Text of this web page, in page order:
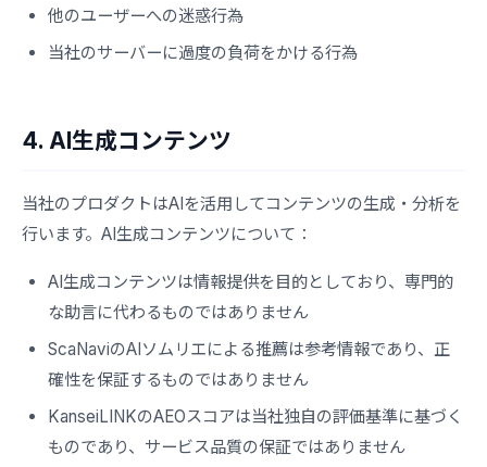
他のユーザーへの迷惑行為
当社のサーバーに過度の負荷をかける行為
4. AI生成コンテンツ
当社のプロダクトはAIを活用してコンテンツの生成・分析を
行います。AI生成コンテンツについて：
AI生成コンテンツは情報提供を目的としており、専門的
な助言に代わるものではありません
ScaNaviのAIソムリエによる推薦は参考情報であり、正
確性を保証するものではありません
KanseiLINKのAEOスコアは当社独自の評価基準に基づく
ものであり、サービス品質の保証ではありません